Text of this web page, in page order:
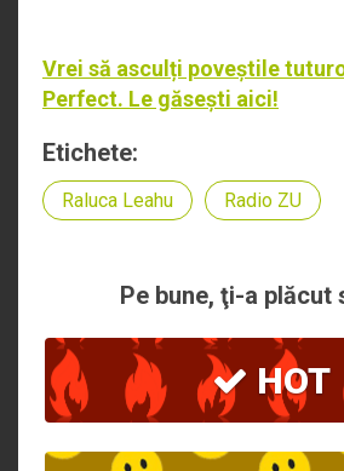
Vrei să asculți poveștile
Perfect. Le găsești aici!
Etichete:
Raluca Leahu Radio ZU
Pe bune, ţi-a plăcut
HOT